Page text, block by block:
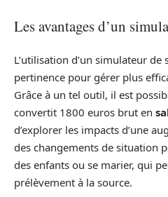
Les avantages d’un
L’utilisation d’un simulateur
pertinence pour gérer plus
Grâce à un tel outil, il est
convertit 1800 euros brut en
d’explorer les impacts d’une
des changements de situation
des enfants ou se marier, qui
prélèvement à la source.